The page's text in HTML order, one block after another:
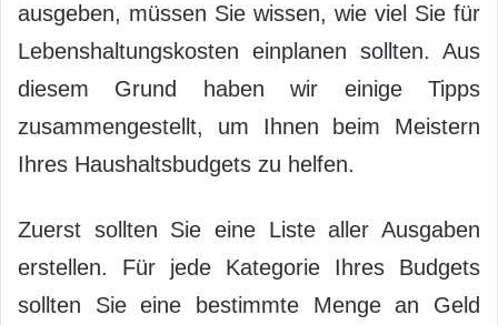
ausgeben, müssen Sie wissen, wie viel Sie für
Lebenshaltungskosten einplanen sollten. Aus
diesem Grund haben wir einige Tipps
zusammengestellt, um Ihnen beim Meistern
Ihres Haushaltsbudgets zu helfen.
Zuerst sollten Sie eine Liste aller Ausgaben
erstellen. Für jede Kategorie Ihres Budgets
sollten Sie eine bestimmte Menge an Geld